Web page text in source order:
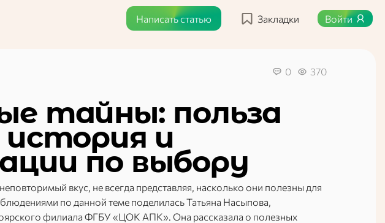
Написать статью Закладки Войти
0 370
тайны: польза
история и
по выбору
вкус, не всегда представляя, насколько они полезны для
по данной теме поделилась Татьяна Насыпова,
филиала ФГБУ «ЦОК АПК». Она рассказала о полезных